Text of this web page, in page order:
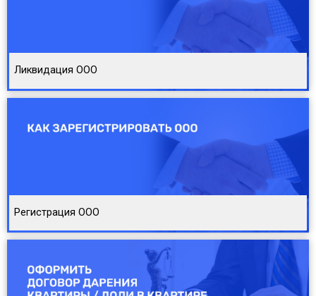
Ликвидация ООО
Регистрация ООО